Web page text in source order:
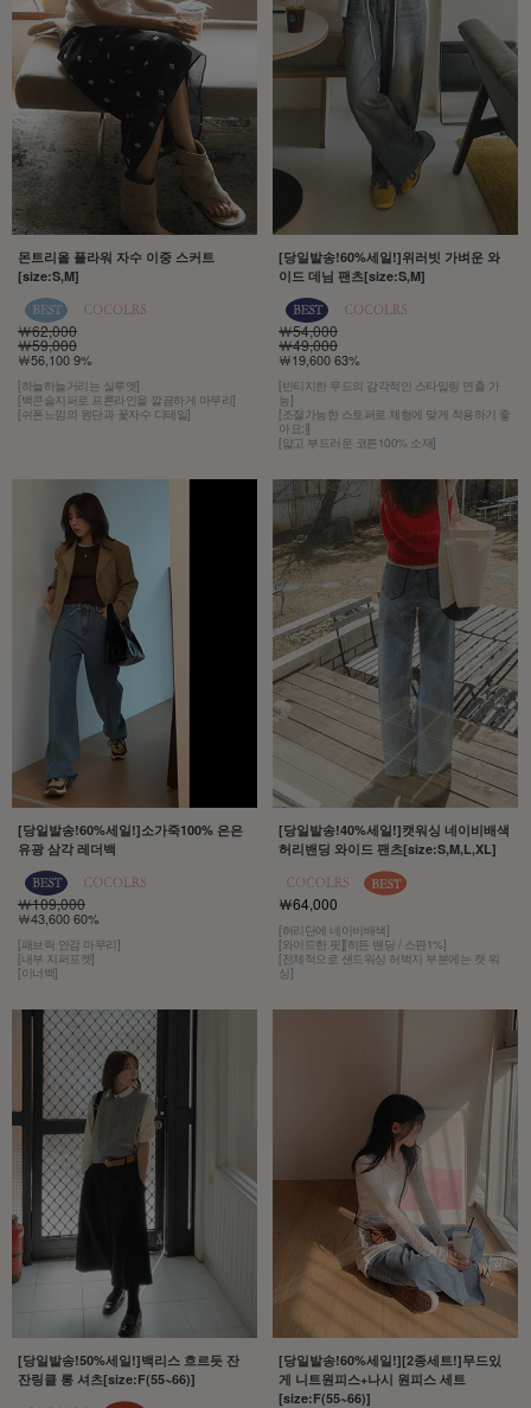
몬트리올 플라워 자수 이중 스커트
[size:S,M]
￦62,000
￦59,000
￦56,100 9%
[하늘하늘거리는 실루엣]
[백콘솔지퍼로 프론라인을 깔끔하게 마무리]
[쉬폰느낌의 원단과 꽃자수 디테일]
[당일발송!60%세일!]위러빗 가벼운 와
이드 데님 팬츠[size:S,M]
￦54,000
￦49,000
￦19,600 63%
[빈티지한 무드의 감각적인 스타일링 연출 가
능]
[조절가능한 스토퍼로 체형에 맞게 착용하기 좋
아요:)]
[얇고 부드러운 코튼100% 소재]
[당일발송!60%세일!]소가죽100% 은은
유광 삼각 레더백
￦109,000
￦43,600 60%
[패브릭 안감 마무리]
[내부 지퍼포켓]
[이너백]
[당일발송!40%세일!]캣워싱 네이비배색
허리밴딩 와이드 팬츠[size:S,M,L,XL]
￦64,000
[허리단에 네이비배색]
[와이드한 핏][히든 밴딩 / 스판1%]
[전체적으로 샌드워싱 허벅지 부분에는 캣 워
싱]
[당일발송!50%세일!]백리스 흐르듯 잔
잔링클 롱 셔츠[size:F(55~66)]
[당일발송!60%세일!][2종세트!]무드있
게 니트원피스+나시 원피스 세트
[size:F(55~66)]